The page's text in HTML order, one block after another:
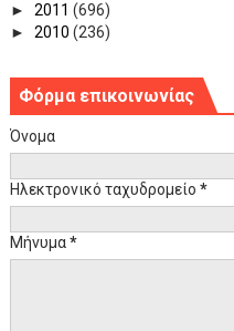
► 2011 (696)
► 2010 (236)
Φόρμα επικοινωνίας
Όνομα
Ηλεκτρονικό ταχυδρομείο *
Μήνυμα*